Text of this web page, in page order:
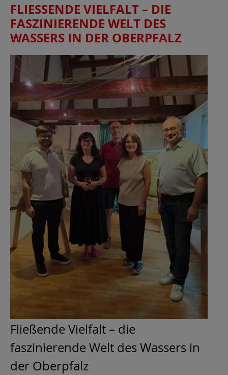
FLIESSENDE VIELFALT – DIE F
ASZINIERENDE WELT DES W
ASSERS IN DER OBERPFALZ
Fließende Vielfalt – die
faszinierende Welt des Wassers in
der Oberpfalz